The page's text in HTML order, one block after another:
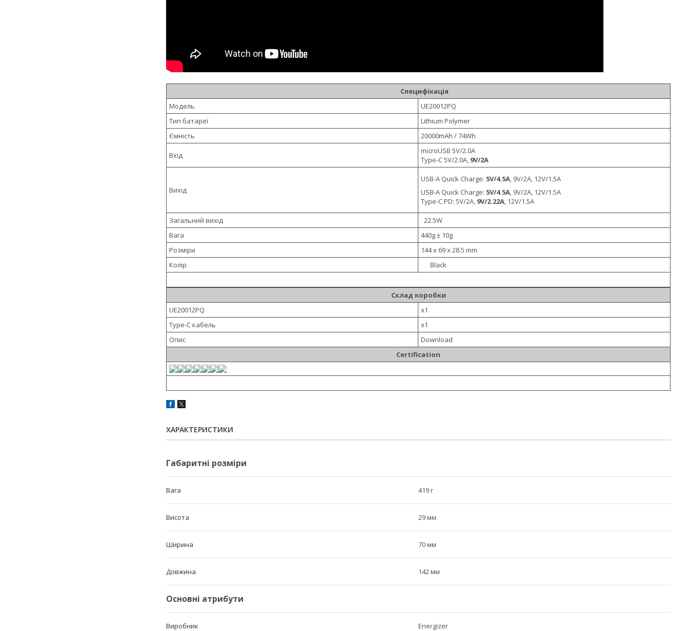
Специфікація
Модель
UE20012PQ
Тип батареї
Lithium Polymer
Ємність
20000mAh / 74Wh
Вхід
microUSB 5V/2.0A
Type-C 5V/2.0A, 9V/2A
Вихід
USB-A Quick Charge: 5V/4.5A, 9V/2A, 12V/1.5A
USB-A Quick Charge: 5V/4.5A, 9V/2A, 12V/1.5A
Type-C PD: 5V/2A, 9V/2.22A, 12V/1.5A
Загальний вихід
22.5W
Вага
440g ± 10g
Розміри
144 x 69 x 28.5 mm
Колір
Black
Склад коробки
UE20012PQ
x1
Type-C кабель
x1
Опис
Download
Certification
ХАРАКТЕРИСТИКИ
Габаритні розміри
Вага 419 г
Висота 29 мм
Ширина 70 мм
Довжина 142 мм
Основні атрибути
Виробник Energizer